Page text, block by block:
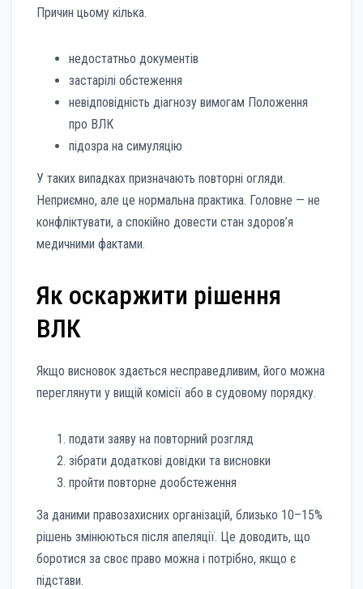
Причин цьому кілька.
недостатньо документів
застарілі обстеження
невідповідність діагнозу вимогам Положення
про ВЛК
підозра на симуляцію
У таких випадках призначають повторні огляди.
Неприємно, але це нормальна практика. Головне — не
конфліктувати, а спокійно довести стан здоров’я
медичними фактами.
Як оскаржити рішення
ВЛК
Якщо висновок здається несправедливим, його можна
переглянути у вищій комісії або в судовому порядку.
подати заяву на повторний розгляд
зібрати додаткові довідки та висновки
пройти повторне дообстеження
За даними правозахисних організацій, близько 10–15%
рішень змінюються після апеляції. Це доводить, що
боротися за своє право можна і потрібно, якщо є
підстави.